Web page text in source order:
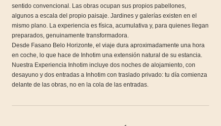
sentido convencional. Las obras ocupan sus propios pabellones,
algunos a escala del propio paisaje. Jardines y galerías existen en el
mismo plano. La experiencia es física, acumulativa y, para quienes llegan
preparados, genuinamente transformadora.
Desde Fasano Belo Horizonte, el viaje dura aproximadamente una hora
en coche, lo que hace de Inhotim una extensión natural de su estancia.
Nuestra Experiencia Inhotim incluye dos noches de alojamiento, con
desayuno y dos entradas a Inhotim con traslado privado: tu día comienza
delante de las obras, no en la cola de las entradas.